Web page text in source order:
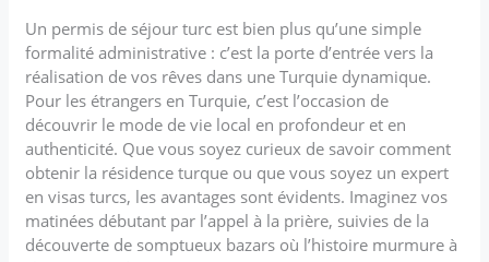
Un permis de séjour turc est bien plus qu’une simple
formalité administrative : c’est la porte d’entrée vers la
réalisation de vos rêves dans une Turquie dynamique.
Pour les étrangers en Turquie, c’est l’occasion de
découvrir le mode de vie local en profondeur et en
authenticité. Que vous soyez curieux de savoir comment
obtenir la résidence turque ou que vous soyez un expert
en visas turcs, les avantages sont évidents. Imaginez vos
matinées débutant par l’appel à la prière, suivies de la
découverte de somptueux bazars où l’histoire murmure à